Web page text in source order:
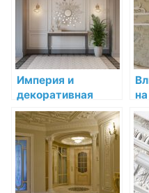
Империя и
декоративная
лепнина:
монументальность
и роскошь